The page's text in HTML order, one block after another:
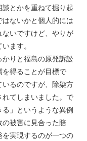
とかを重ねて掘り起
ないかと個人的には
いですけど、やりが
ます。
りと福島の原発訴訟
得ることが目標で
るのですが、除染方
てしまいました。で
」というような異例
被害に見合った賠
実現するのが一つの